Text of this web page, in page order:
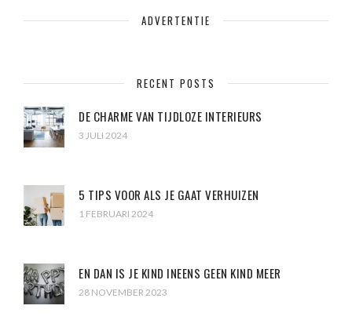
ADVERTENTIE
RECENT POSTS
DE CHARME VAN TIJDLOZE INTERIEURS
3 JULI 2024
5 TIPS VOOR ALS JE GAAT VERHUIZEN
1 FEBRUARI 2024
EN DAN IS JE KIND INEENS GEEN KIND MEER
28 NOVEMBER 2023